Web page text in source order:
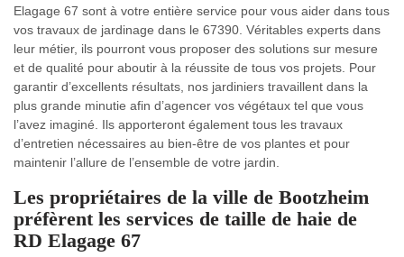
Elagage 67 sont à votre entière service pour vous aider dans tous
vos travaux de jardinage dans le 67390. Véritables experts dans
leur métier, ils pourront vous proposer des solutions sur mesure
et de qualité pour aboutir à la réussite de tous vos projets. Pour
garantir d’excellents résultats, nos jardiniers travaillent dans la
plus grande minutie afin d’agencer vos végétaux tel que vous
l’avez imaginé. Ils apporteront également tous les travaux
d’entretien nécessaires au bien-être de vos plantes et pour
maintenir l’allure de l’ensemble de votre jardin.
Les propriétaires de la ville de Bootzheim
préfèrent les services de taille de haie de
RD Elagage 67